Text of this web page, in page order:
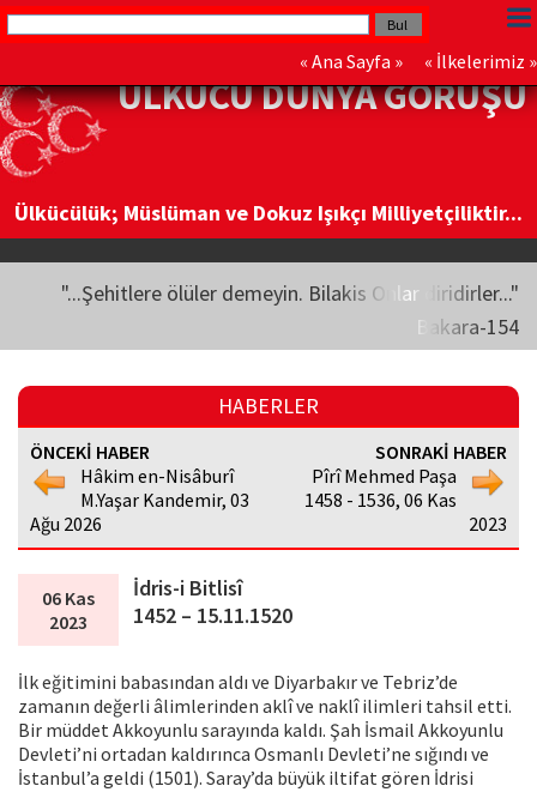
« Ana Sayfa » « İlkelerimiz »
ÜLKÜCÜ DÜNYA GÖRÜŞÜ
Ülkücülük; Müslüman ve Dokuz Işıkçı Milliyetçiliktir...
"...Şehitlere ölüler demeyin. Bilakis Onlar diridirler..."
Bakara-154
HABERLER
ÖNCEKİ HABER
Hâkim en-Nisâburî
M.Yaşar Kandemir, 03
Ağu 2026
SONRAKİ HABER
Pîrî Mehmed Paşa
1458 - 1536, 06 Kas
2023
06 Kas
2023
İdris-i Bitlisî
1452 – 15.11.1520
İlk eğitimini babasından aldı ve Diyarbakır ve Tebriz’de
zamanın değerli âlimlerinden aklî ve naklî ilimleri tahsil etti.
Bir müddet Akkoyunlu sarayında kaldı. Şah İsmail Akkoyunlu
Devleti’ni ortadan kaldırınca Osmanlı Devleti’ne sığındı ve
İstanbul’a geldi (1501). Saray’da büyük iltifat gören İdrisi